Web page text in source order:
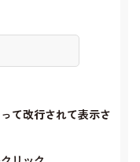
て改行されて表示さ